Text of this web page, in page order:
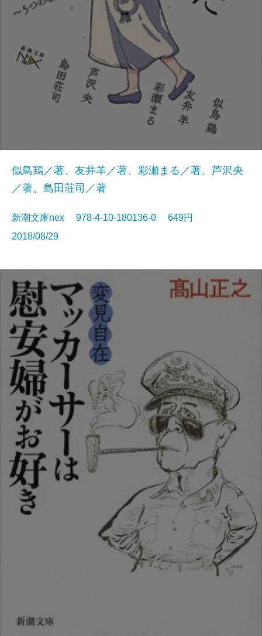
似鳥鶏／著、友井羊／著、彩瀬まる／著、芦沢央
／著、島田荘司／著
新潮文庫nex 978-4-10-180136-0 649円
2018/08/29